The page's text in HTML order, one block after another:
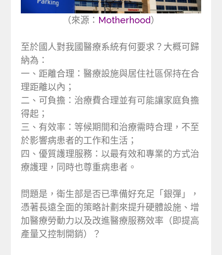
（來源： Motherhood）
至於國人對我國醫療系統有何要求？大概可歸
納為：
一、距離合理：醫療設施與居住社區保持在合
理距離以內；
二、可負擔：治療費合理並有可能讓家庭負擔
得起；
三、有效率：等候期間和治療需時合理，不至
於影響病患者的工作和生活；
四、優質護理服務：以最有效和專業的方式治
療護理，同時也尊重病患者。
問題是，衛生部是否已準備好充足「銀彈」，
憑著長遠全面的策略計劃來提升硬體設施、增
加醫療勞動力以及改進醫療服務效率（即提高
產量又控制開銷）？